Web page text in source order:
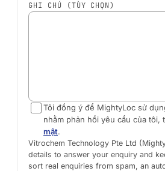
GHI CHÚ (TÙY CHỌN)
Tôi đồng ý để MightyLoc sử
nhằm phản hồi yêu cầu của tôi,
mật.
Vitrochem Technology Pte Ltd
details to answer your enquiry and
sort real enquiries from spam, an